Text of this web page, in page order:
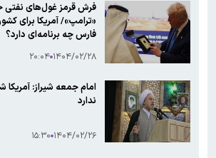
فرش قرمز غول‌های نفتی
«ترامپ»/ آمریکا برای
فارس چه برنامه‌ای دارد؟
۱۴۰۴/۰۲/۲۸ ۲۰:۰۴
ندارد
۱۴۰۴/۰۲/۲۶ ۱۵:۳۰